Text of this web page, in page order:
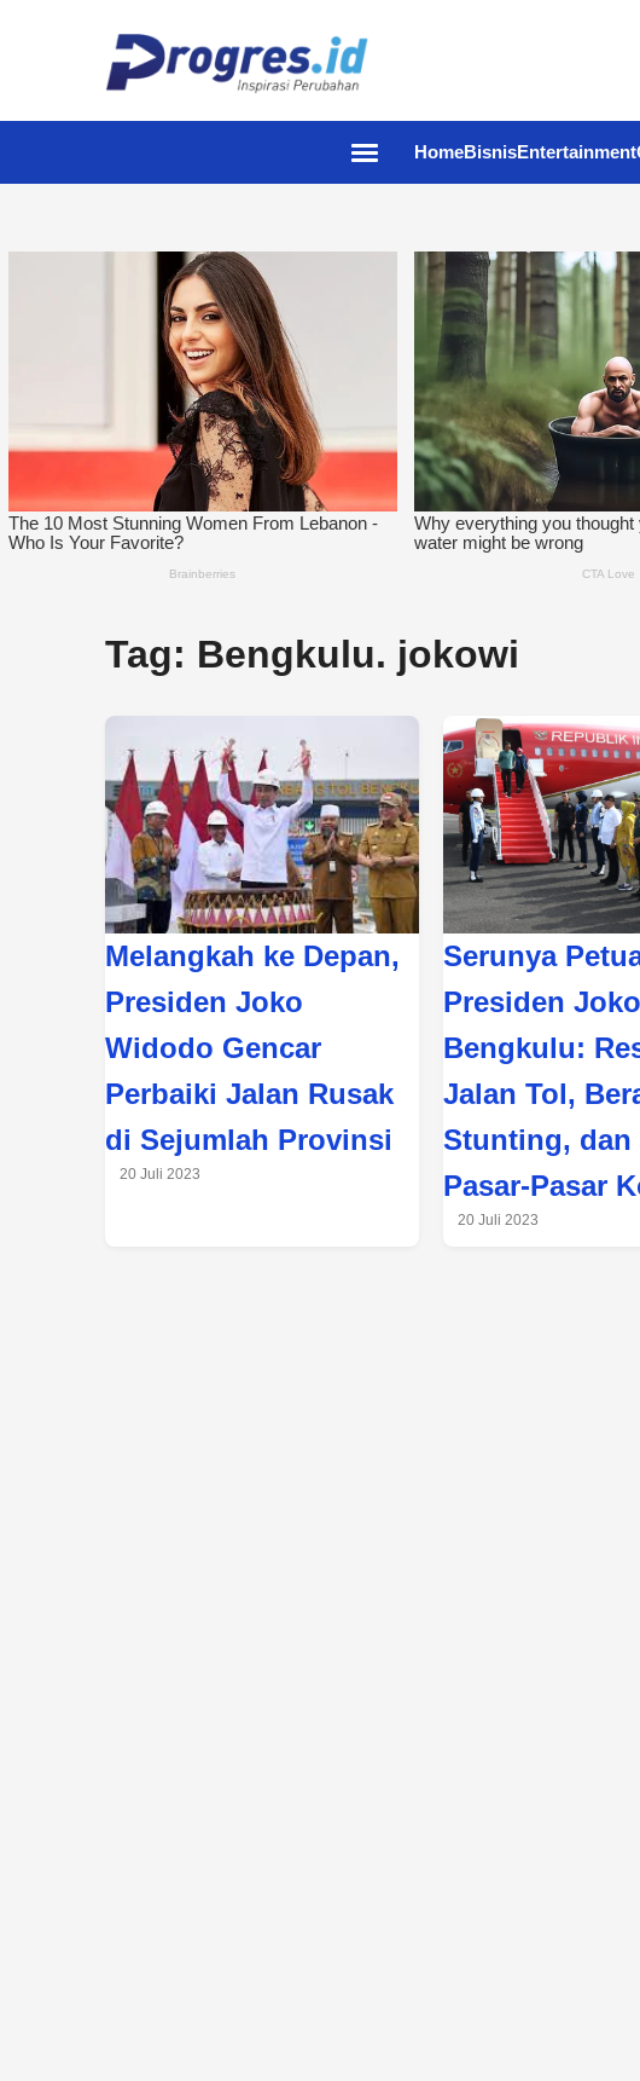
HomeBisnisEntertainment
Tag: Bengkulu. jokowi
Melangkah ke Depan,
Presiden Joko
Widodo Gencar
Perbaiki Jalan Rusak
di Sejumlah Provinsi
20 Juli 2023
Serunya
Presiden
Bengkulu:
Jalan Tol,
Stunting, dan
Pasar-Pasar
20 Juli 2023